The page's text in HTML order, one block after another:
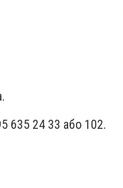
635 24 33 або 102.